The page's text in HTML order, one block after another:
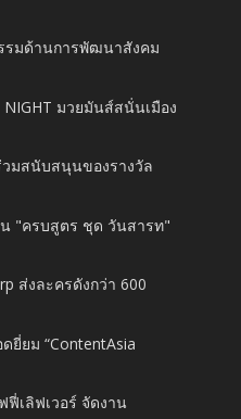
รมด้านการพัฒนาสังคม
NIGHT มวยมันส์สนั่นเมือง
วมสนับสนุนของรางวัล
"ครบสูตร ชุด วันสารท"
ส่งละครดังกว่า 600
ยี่ยม “ContentAsia
ฟี่เลิฟเวอร์ จัดงาน